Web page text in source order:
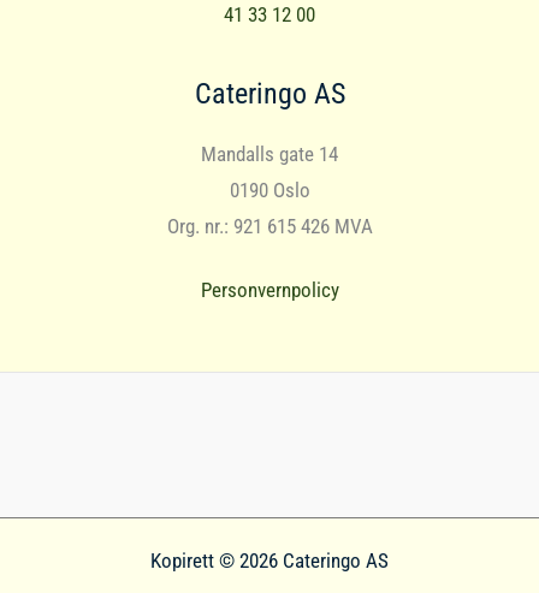
41 33 12 00
Cateringo AS
Mandalls gate 14
0190 Oslo
Org. nr.: 921 615 426 MVA
Personvernpolicy
Kopirett © 2026 Cateringo AS